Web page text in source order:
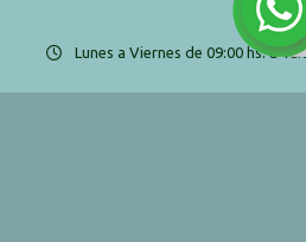
Lunes a Viernes de 09:00 hs. a